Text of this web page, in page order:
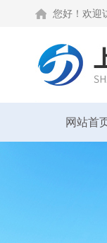
您好！欢迎
网站首